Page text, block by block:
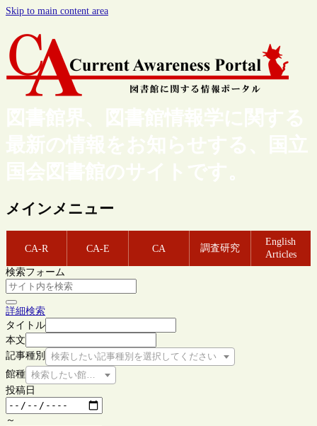
Skip to main content area
図書館界、図書館情報学に関する
最新の情報をお知らせする、国立
国会図書館のサイトです。
メインメニュー
CA-R CA-E CA 調査研究
English
Articles
検索フォーム
詳細検索
タイトル
本文
記事種別
検索したい記事種別を選択してください
館種 検索したい館種を選択してください
投稿日
～